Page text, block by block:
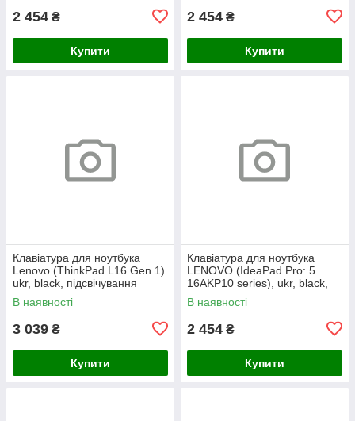
2 454 ₴
Купити
2 454 ₴
Купити
Клавіатура для ноутбука
Lenovo (ThinkPad L16 Gen 1)
ukr, black, підсвічування
клавіш (copilot)
В наявності
3 039 ₴
Купити
Клавіатура для ноутбука
LENOVO (IdeaPad Pro: 5
16AKP10 series), ukr, black,
без кадру, підсвічування
клавіш
В наявності
2 454 ₴
Купити